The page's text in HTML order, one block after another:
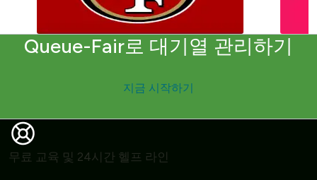
Queue-Fair로 대기열 관리하기
지금 시작하기
무료 교육 및 24시간 헬프 라인